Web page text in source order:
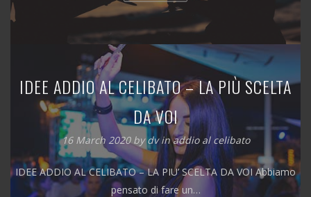
IDEE ADDIO AL CELIBATO – LA PIÙ SCELTA
DA VOI
16 March 2020 bydvinaddio al celibato
IDEE ADDIO AL CELIBATO – LA PIU’ SCELTA DA VOI Abbiamo
pensato di fare un…